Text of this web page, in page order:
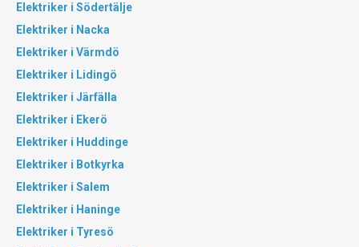
Elektriker i Södertälje
Elektriker i Nacka
Elektriker i Värmdö
Elektriker i Lidingö
Elektriker i Järfälla
Elektriker i Ekerö
Elektriker i Huddinge
Elektriker i Botkyrka
Elektriker i Salem
Elektriker i Haninge
Elektriker i Tyresö